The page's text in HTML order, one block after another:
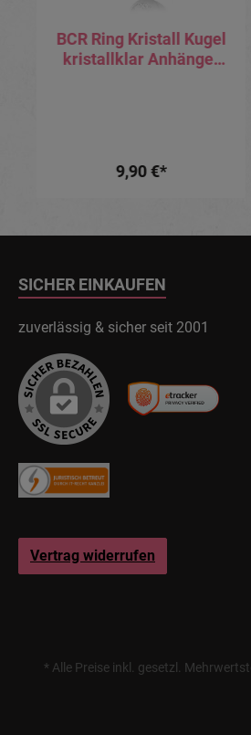
BCR Ring Kristall Kugel
kristallklar Anhänger
9,90 €*
SICHER EINKAUFEN
zuverlässig & sicher seit 2001
Vertrag widerrufen
* Alle Preise inkl. gesetzl.